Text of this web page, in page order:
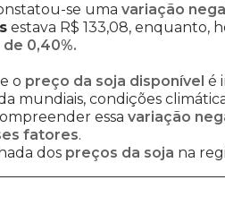
se uma variação
estava R$ 133,08, enquanto,
0,40%.
o preço da soja disponível é
mundiais, condições
essa variação
fatores.
dos preços da soja na